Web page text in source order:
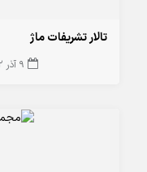
تالار تشریفات ماژ
9 آذر 1402